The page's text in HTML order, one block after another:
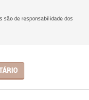
são de responsabilidade dos